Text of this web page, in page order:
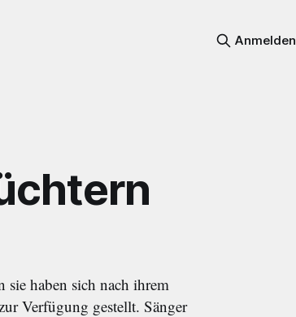
Anmelden
haben sich nach ihrem
Verfügung gestellt. Sänger